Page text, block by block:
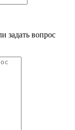
задать вопрос